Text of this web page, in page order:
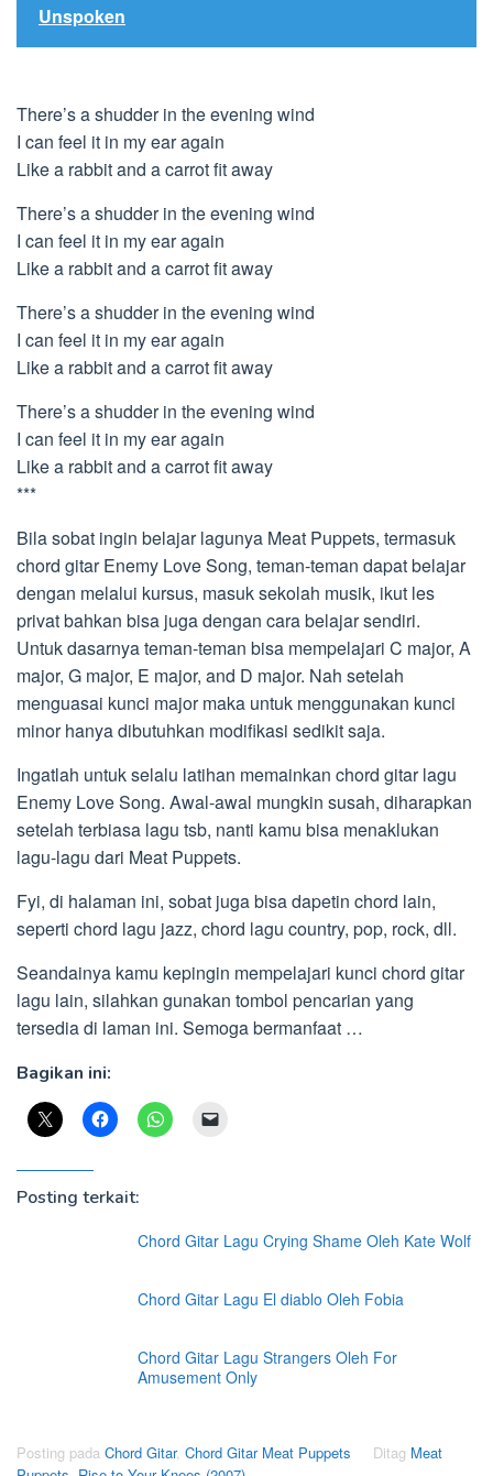
Unspoken
There’s a shudder in the evening wind
I can feel it in my ear again
Like a rabbit and a carrot fit away
There’s a shudder in the evening wind
I can feel it in my ear again
Like a rabbit and a carrot fit away
There’s a shudder in the evening wind
I can feel it in my ear again
Like a rabbit and a carrot fit away
There’s a shudder in the evening wind
I can feel it in my ear again
Like a rabbit and a carrot fit away
***
Bila sobat ingin belajar lagunya Meat Puppets, termasuk
chord gitar Enemy Love Song, teman-teman dapat belajar
dengan melalui kursus, masuk sekolah musik, ikut les
privat bahkan bisa juga dengan cara belajar sendiri.
Untuk dasarnya teman-teman bisa mempelajari C major, A
major, G major, E major, and D major. Nah setelah
menguasai kunci major maka untuk menggunakan kunci
minor hanya dibutuhkan modifikasi sedikit saja.
Ingatlah untuk selalu latihan memainkan chord gitar lagu
Enemy Love Song. Awal-awal mungkin susah, diharapkan
setelah terbiasa lagu tsb, nanti kamu bisa menaklukan
lagu-lagu dari Meat Puppets.
Fyi, di halaman ini, sobat juga bisa dapetin chord lain,
seperti chord lagu jazz, chord lagu country, pop, rock, dll.
Seandainya kamu kepingin mempelajari kunci chord gitar
lagu lain, silahkan gunakan tombol pencarian yang
tersedia di laman ini. Semoga bermanfaat …
Bagikan ini:
Posting terkait:
Chord Gitar Lagu Crying Shame Oleh Kate Wolf
Chord Gitar Lagu El diablo Oleh Fobia
Chord Gitar Lagu Strangers Oleh For
Amusement Only
Posting pada Chord Gitar, Chord Gitar Meat Puppets Ditag Meat